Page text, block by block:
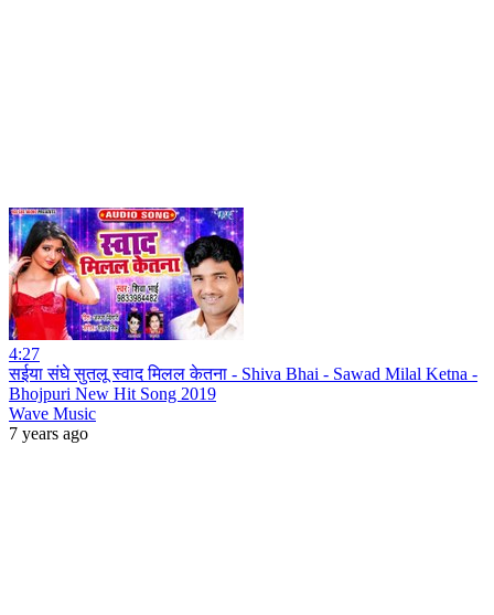
4:27
सईया संघे सुतलू स्वाद मिलल केतना - Shiva Bhai - Sawad Milal Ketna -
Bhojpuri New Hit Song 2019
Wave Music
7 years ago